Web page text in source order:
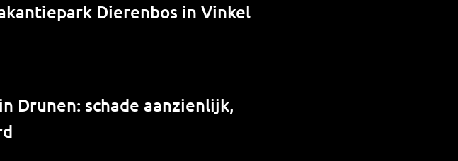
Dierenbos in Vinkel
Drunen: schade aanzienlijk,